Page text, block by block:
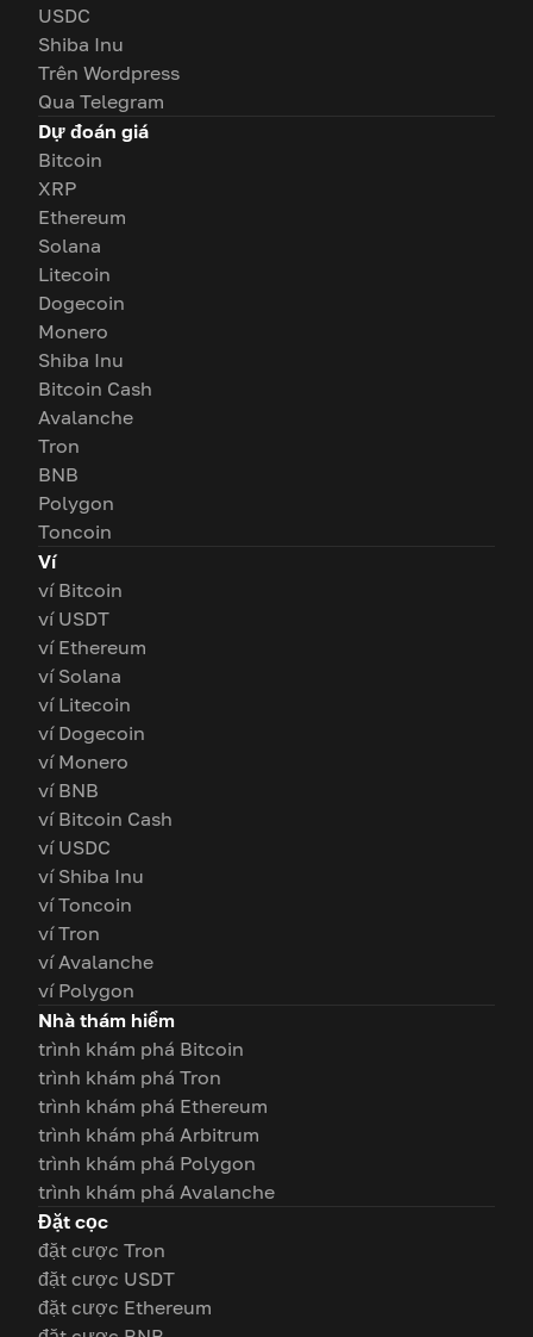
USDC
Shiba Inu
Trên Wordpress
Qua Telegram
Dự đoán giá
Bitcoin
XRP
Ethereum
Solana
Litecoin
Dogecoin
Monero
Shiba Inu
Bitcoin Cash
Avalanche
Tron
BNB
Polygon
Toncoin
Ví
ví Bitcoin
ví USDT
ví Ethereum
ví Solana
ví Litecoin
ví Dogecoin
ví Monero
ví BNB
ví Bitcoin Cash
ví USDC
ví Shiba Inu
ví Toncoin
ví Tron
ví Avalanche
ví Polygon
Nhà thám hiểm
trình khám phá Bitcoin
trình khám phá Tron
trình khám phá Ethereum
trình khám phá Arbitrum
trình khám phá Polygon
trình khám phá Avalanche
Đặt cọc
đặt cược Tron
đặt cược USDT
đặt cược Ethereum